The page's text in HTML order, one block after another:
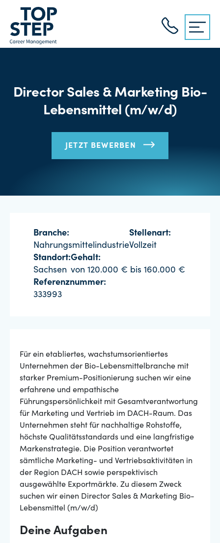
Director Sales & Marketing Bio-
Lebensmittel (m/w/d)
JETZT BEWERBEN
Branche:
Nahrungsmittelindustrie
Stellenart:
Vollzeit
Standort:
Sachsen
Gehalt:
von 120.000 € bis 160.000 €
Referenznummer:
333993
Für ein etabliertes, wachstumsorientiertes
Unternehmen der Bio-Lebensmittelbranche mit
starker Premium-Positionierung suchen wir eine
erfahrene und empathische
Führungspersönlichkeit mit Gesamtverantwortung
für Marketing und Vertrieb im DACH-Raum. Das
Unternehmen steht für nachhaltige Rohstoffe,
höchste Qualitätsstandards und eine langfristige
Markenstrategie. Die Position verantwortet
sämtliche Marketing- und Vertriebsaktivitäten in
der Region DACH sowie perspektivisch
ausgewählte Exportmärkte. Zu diesem Zweck
suchen wir einen Director Sales & Marketing Bio-
Lebensmittel (m/w/d)
Deine Aufgaben